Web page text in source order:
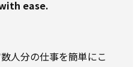
ease.
人分の仕事を簡単にこ